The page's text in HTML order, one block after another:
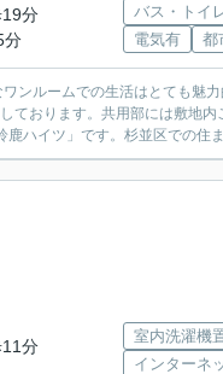
19分
分
バス・トイ
電気有
都
ンルームでの生活はとても魅
ております。共用部には敷地
ハイツ」です。杉並区での住
11分
室内洗濯機
インターネ